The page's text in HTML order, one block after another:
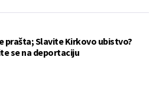
prašta; Slavite Kirkovo ubistvo?
se na deportaciju